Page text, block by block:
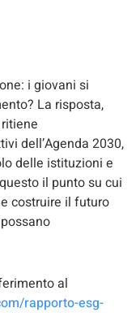
i giovani si
La risposta,
dell’Agenda 2030,
delle istituzioni e
il punto su cui
costruire il futuro
al
rapporto-esg-